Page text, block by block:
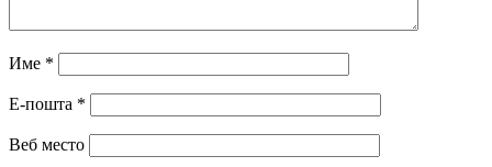
Име *
Е-пошта *
Веб место